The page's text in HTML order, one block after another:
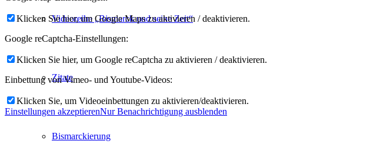
Videoreihe „Bismarck und seine Zeit“
Zitate
Bismarckierung
Klicken Sie hier, um Google Maps zu aktivieren / deaktivieren.
Google reCaptcha-Einstellungen:
Klicken Sie hier, um Google reCaptcha zu aktivieren / deaktivieren.
Einbettung von Vimeo- und Youtube-Videos:
Klicken Sie, um Videoeinbettungen zu aktivieren/deaktivieren.
Einstellungen akzeptierenNur Benachrichtigung ausblenden